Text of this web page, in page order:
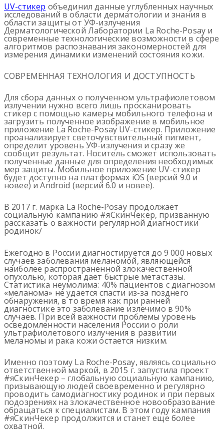
UV-стикер объединил данные углубленных научных
исследований в области дерматологии и знания в
области защиты от УФ-излучения
Дерматологической Лаборатории La Roche-Posay и
современные технологические возможности в сфере
алгоритмов распознавания закономерностей для
измерения динамики изменений состояния кожи.
СОВРЕМЕННАЯ ТЕХНОЛОГИЯ И ДОСТУПНОСТЬ
Для сбора данных о полученном ультрафиолетовом
излучении нужно всего лишь просканировать
стикер с помощью камеры мобильного телефона и
загрузить полученное изображение в мобильное
приложение La Roche-Posay UV-стикер. Приложение
проанализирует светочувствительный пигмент,
определит уровень УФ-излучения и сразу же
сообщит результат. Носитель сможет использовать
полученные данные для определения необходимых
мер защиты. Мобильное приложение UV-стикер
будет доступно на платформах iOS (версий 9.0 и
новее) и Android (версий 6.0 и новее).
В 2017 г. марка La Roche-Posay продолжает
социальную кампанию #яСкинЧекер, призванную
рассказать о важности регулярной диагностики
родинок/
Ежегодно в России диагностируется до 9 000 новых
случаев заболевания меланомой, являющейся
наиболее распространенной злокачественной
опухолью, которая дает быстрые метастазы.
Статистика неумолима: 40% пациентов с диагнозом
«меланома» не удается спасти из-за позднего
обнаружения, в то время как при ранней
диагностике это заболевание излечимо в 90%
случаев. При всей важности проблемы уровень
осведомленности населения России о роли
ультрафиолетового излучения в развитии
меланомы и рака кожи остается низким.
Именно поэтому La Roche-Posay, являясь социально
ответственной маркой, в 2015 г. запустила проект
#яСкинЧекер – глобальную социальную кампанию,
призывающую людей своевременно и регулярно
проводить самодиагностику родинок и при первых
подозрениях на злокачественное новообразование
обращаться к специалистам. В этом году кампания
#яСкинЧекер продолжится и станет еще более
охватной.